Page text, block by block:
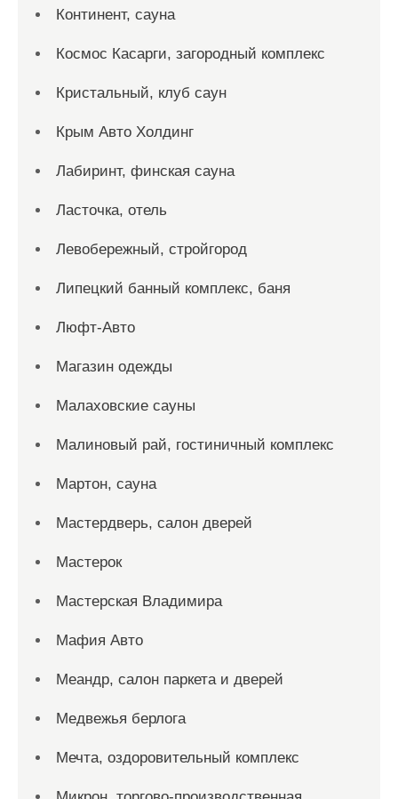
Континент, сауна
Космос Касарги, загородный комплекс
Кристальный, клуб саун
Крым Авто Холдинг
Лабиринт, финская сауна
Ласточка, отель
Левобережный, стройгород
Липецкий банный комплекс, баня
Люфт-Авто
Магазин одежды
Малаховские сауны
Малиновый рай, гостиничный комплекс
Мартон, сауна
Мастердверь, салон дверей
Мастерок
Мастерская Владимира
Мафия Авто
Меандр, салон паркета и дверей
Медвежья берлога
Мечта, оздоровительный комплекс